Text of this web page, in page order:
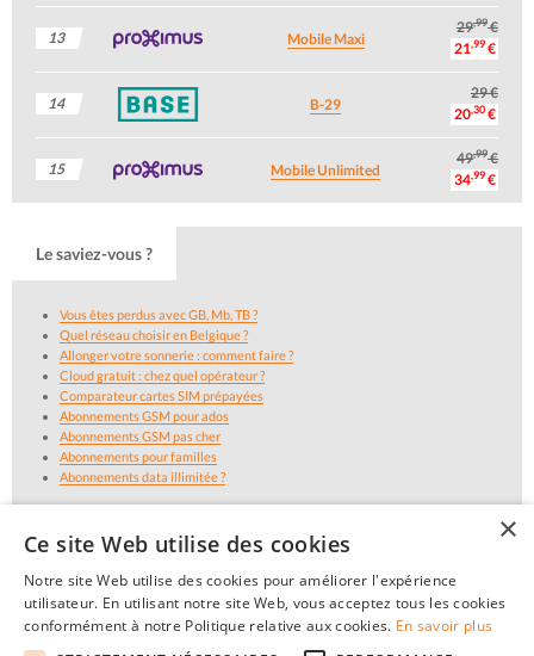
13 Mobile Maxi
29,99€
21,99€
14 B-29
29 €
20,30€
15 Mobile Unlimited
49,99€
34,99€
Le saviez-vous ?
Vous êtes perdus avec GB, Mb, TB ?
Quel réseau choisir en Belgique ?
Allonger votre sonnerie : comment faire ?
Cloud gratuit : chez quel opérateur ?
Comparateur cartes SIM prépayées
Abonnements GSM pour ados
Abonnements GSM pas cher
Abonnements pour familles
Abonnements data illimitée ?
×
Ce site Web utilise des cookies
Notre site Web utilise des cookies pour améliorer l'expérience
utilisateur. En utilisant notre site Web, vous acceptez tous les cookies
conformément à notre Politique relative aux cookies. En savoir plus